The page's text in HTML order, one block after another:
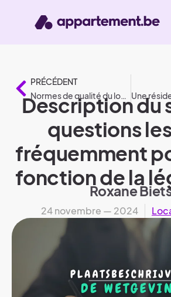
PRÉCÉDENT
Normes de qualité du logement conformément à la législation
Description du
questions
fréquemment
fonction de la
Roxane
24 novembre — 2024